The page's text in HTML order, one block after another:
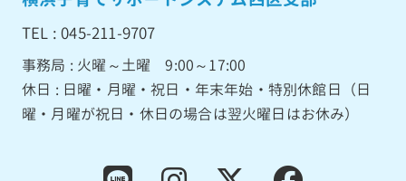
TEL : 045-211-9707
事務局 : 火曜～土曜 9:00～17:00
休日 : 日曜・月曜・祝日・年末年始・特別休館日（日
曜・月曜が祝日・休日の場合は翌火曜日はお休み）